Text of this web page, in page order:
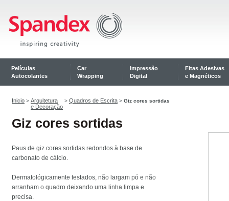
Películas
Autocolantes
Car
Wrapping
Impressão
Digital
Fitas Adesivas
e Magnéticos
Inicio > Arquitetura
e Decoração
> Quadros de Escrita > Giz cores sortidas
Giz cores sortidas
Paus de giz cores sortidas redondos à base de
carbonato de cálcio.
Dermatológicamente testados, não largam pó e não
arranham o quadro deixando uma linha limpa e
precisa.